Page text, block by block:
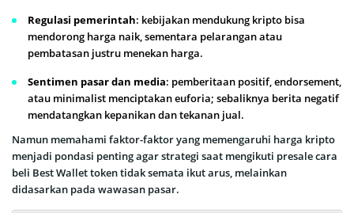
Regulasi pemerintah: kebijakan mendukung kripto bisa
mendorong harga naik, sementara pelarangan atau
pembatasan justru menekan harga.
Sentimen pasar dan media: pemberitaan positif, endorsement,
atau minimalist menciptakan euforia; sebaliknya berita negatif
mendatangkan kepanikan dan tekanan jual.
Namun memahami faktor-faktor yang memengaruhi harga kripto
menjadi pondasi penting agar strategi saat mengikuti presale cara
beli Best Wallet token tidak semata ikut arus, melainkan
didasarkan pada wawasan pasar.